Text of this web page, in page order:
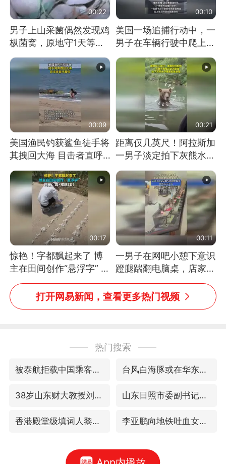
00:22
男子上山采菌偶然发现鸡
枞菌窝，原地守1天等它
长大：挖了140多朵
00:10
美国一场追捕行动中，一
男子在车辆行驶中爬上车
顶跳舞。（新京报）
00:09
美国渔民钓获鲨鱼徒手将
其拽回大海 目击者直呼
震惊 （视频来源：参考
消息）
00:21
距离仅几英尺！阿拉斯加
一男子淡定拍下灰熊水中
捕食鲑鱼全程
00:17
惊艳！字都飘起来了 博
主在田间创作“悬浮字” 网
友：真·裸眼3D！
00:11
一男子在网吧小憩下意识
蹬腿踹翻电脑桌，店家3
台显示器与机械臂损坏
打开网易新闻，查看更多热门视频
热门搜索
被泰航拒载中国乘客：免费改签没兑现 台风白海豚或在华东沿海登陆
38岁山东财大教授刘海明逝世 山东日照市委副书记王峰被查
香港殿堂级填词人黎彼得因病离世 终年76岁 李亚鹏向地铁吐血女孩捐99999元